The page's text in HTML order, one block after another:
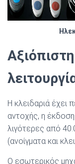
Η κλειδαριά έχει
αντοχής, η έκδοση
λιγότερες από
(ανοίγµατα και
Ο εσωτερικός